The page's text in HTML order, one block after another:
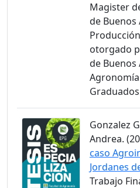
Magister
de Buenos
otorgado
de Buenos
Gonzalez
Andrea.
caso
Jordanes
Trabajo